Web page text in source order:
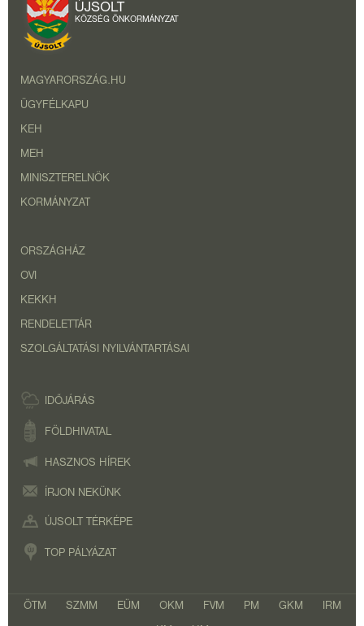
ÚJSOLT
KÖZSÉG ÖNKORMÁNYZAT
MAGYARORSZÁG.HU
ÜGYFÉLKAPU
KEH
MEH
MINISZTERELNÖK
KORMÁNYZAT
ORSZÁGHÁZ
OVI
KEKKH
RENDELETTÁR
SZOLGÁLTATÁSI NYILVÁNTARTÁSAI
IDŐJÁRÁS
FÖLDHIVATAL
HASZNOS HÍREK
ÍRJON NEKÜNK
ÚJSOLT TÉRKÉPE
TOP PÁLYÁZAT
ÖTM SZMM EÜM OKM FVM PM GKM IRM